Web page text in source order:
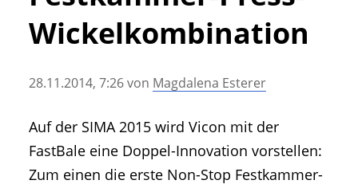
• Messen und Veranstaltungen
• Agritechnica Neuheiten Archiv
Wickelkombination
28.11.2014, 7:26von Magdalena Esterer
Auf der SIMA 2015 wird Vicon mit der
FastBale eine Doppel-Innovation vorstellen:
Zum einen die erste Non-Stop Festkammer-